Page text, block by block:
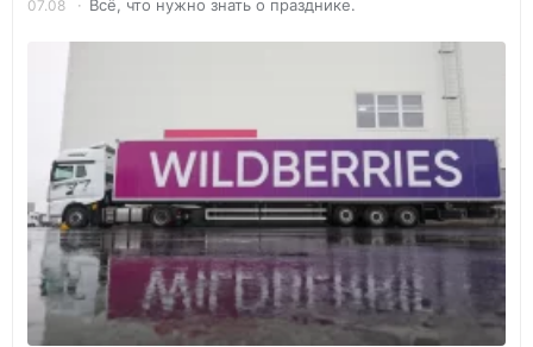
07.08 Всё, что нужно знать о празднике.